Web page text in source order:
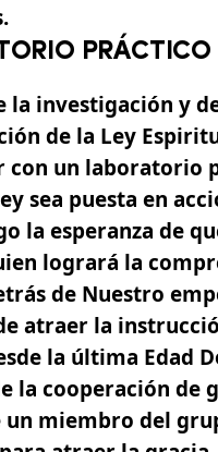
PRÁCTICO
la investigación y
de la Ley
con un laboratorio
sea puesta en
la esperanza de
logrará la
de Nuestro
atraer la
la última Edad
la cooperación de
un miembro del